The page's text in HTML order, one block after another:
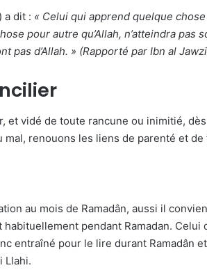
a dit : « Celui qui apprend quelque
pour autre qu’Allah, n’atteindra pas
pas d’Allah. » (Rapporté par Ibn al
et vidé de toute rancune ou inimitié,
renouons les liens de parenté et
au mois de Ramadân, aussi il
pendant Ramadan. Celui
entraîné pour le lire durant Ramadân
Llahi.